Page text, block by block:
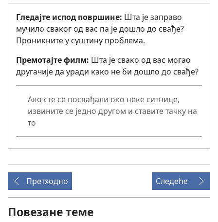
Гледајте испод површине: Шта је заправо
мучило сваког од вас па је дошло до свађе?
Проникните у суштину проблема.
Премотајте филм: Шта је свако од вас могао
другачије да уради како не би дошло до свађе?
Ако сте се посвађали око неке ситнице,
извините се једно другом и ставите тачку на
то
Претходно Следеће
Повезане теме